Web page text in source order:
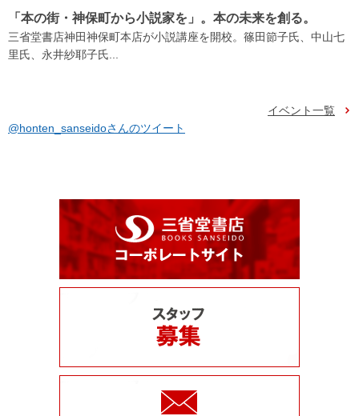
「本の街・神保町から小説家を」。本の未来を創る。
三省堂書店神田神保町本店が小説講座を開校。篠田節子氏、中山七
里氏、永井紗耶子氏...
イベント一覧
@honten_sanseidoさんのツイート